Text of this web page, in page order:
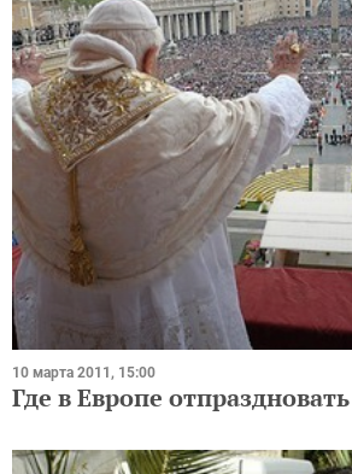
10 марта 2011, 15:00
Где в Европе